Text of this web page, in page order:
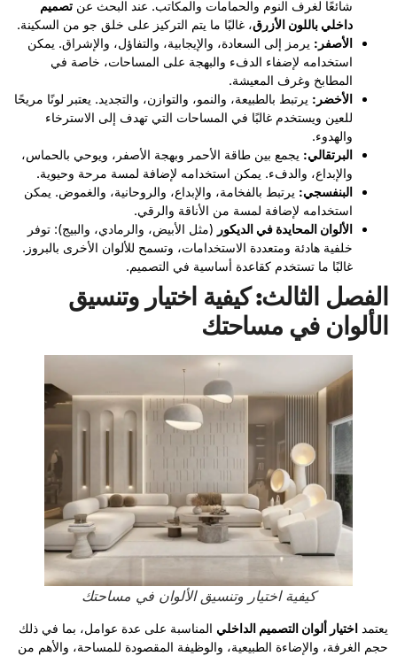
شائعًا لغرف النوم والحمامات والمكاتب. عند البحث عن تصميم
داخلي باللون الأزرق، غالبًا ما يتم التركيز على خلق جو من السكينة.
الأصفر: يرمز إلى السعادة، والإيجابية، والتفاؤل، والإشراق. يمكن
استخدامه لإضفاء الدفء والبهجة على المساحات، خاصة في
المطابخ وغرف المعيشة.
الأخضر: يرتبط بالطبيعة، والنمو، والتوازن، والتجديد. يعتبر لونًا مريحًا
للعين ويستخدم غالبًا في المساحات التي تهدف إلى الاسترخاء
والهدوء.
البرتقالي: يجمع بين طاقة الأحمر وبهجة الأصفر، ويوحي بالحماس،
والإبداع، والدفء. يمكن استخدامه لإضافة لمسة مرحة وحيوية.
البنفسجي: يرتبط بالفخامة، والإبداع، والروحانية، والغموض. يمكن
استخدامه لإضافة لمسة من الأناقة والرقي.
الألوان المحايدة في الديكور (مثل الأبيض، والرمادي، والبيج): توفر
خلفية هادئة ومتعددة الاستخدامات، وتسمح للألوان الأخرى بالبروز.
غالبًا ما تستخدم كقاعدة أساسية في التصميم.
الفصل الثالث: كيفية اختيار وتنسيق
الألوان في مساحتك
كيفية اختيار وتنسيق الألوان في مساحتك
يعتمد اختيار ألوان التصميم الداخلي المناسبة على عدة عوامل، بما في ذلك
حجم الغرفة، والإضاءة الطبيعية، والوظيفة المقصودة للمساحة، والأهم من